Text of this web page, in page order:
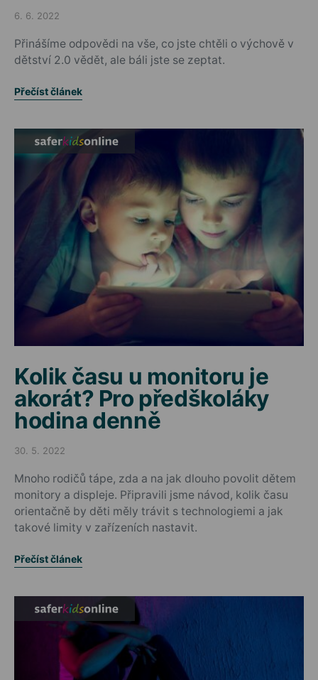
Posted on
6. 6. 2022
Přinášíme odpovědi na vše, co jste chtěli o výchově v
dětství 2.0 vědět, ale báli jste se zeptat.
Přečíst článek
Kolik času u monitoru je
akorát? Pro předškoláky
hodina denně
Posted on
30. 5. 2022
Mnoho rodičů tápe, zda a na jak dlouho povolit dětem
monitory a displeje. Připravili jsme návod, kolik času
orientačně by děti měly trávit s technologiemi a jak
takové limity v zařízeních nastavit.
Přečíst článek